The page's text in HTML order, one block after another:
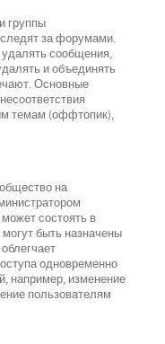
группы
за форумами.
сообщения,
и объединять
Основные
темам (оффтопик),
на
состоять в
быть назначены
одновременно
например, изменение
пользователям